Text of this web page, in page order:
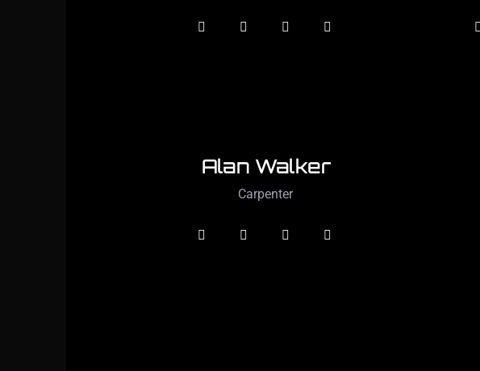
Alan Walker
Carpenter